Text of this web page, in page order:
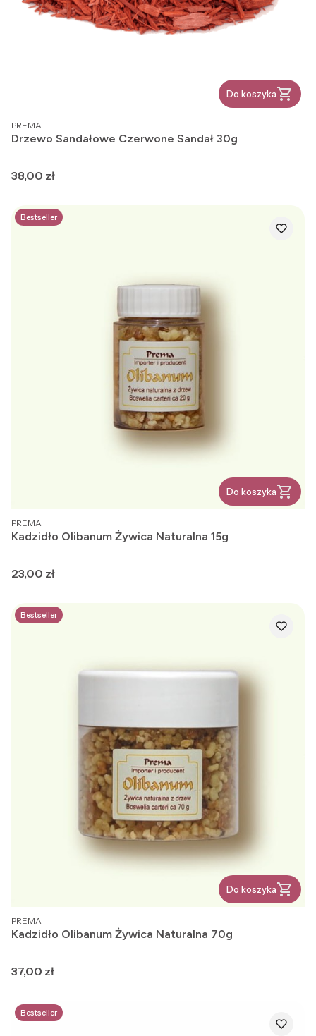
Do koszyka
PRODUCENT
PREMA
Drzewo Sandałowe Czerwone Sandał 30g
Cena
38,00 zł
Bestseller
Do koszyka
PRODUCENT
PREMA
Kadzidło Olibanum Żywica Naturalna 15g
Cena
23,00 zł
Bestseller
Do koszyka
PRODUCENT
PREMA
Kadzidło Olibanum Żywica Naturalna 70g
Cena
37,00 zł
Bestseller